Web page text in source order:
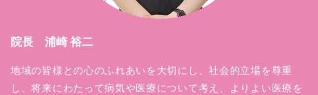
院長 浦崎 裕二
地域の皆様との心のふれあいを大切にし、社会的立場を尊重
し、将来にわたって病気や医療について考え、よりよい医療を